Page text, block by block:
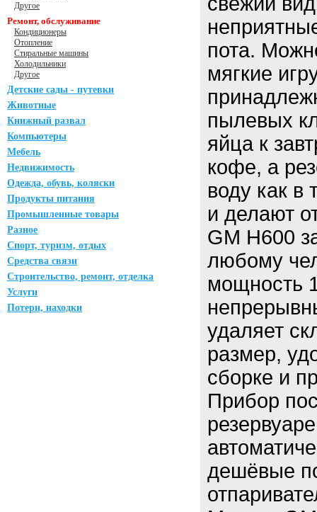
Другое
Ремонт, обслуживание
Кондиционеры
Отопление
Стиральные машины
Холодильники
Другое
Детские сады - путевки
Животные
Книжный развал
Компьютеры
Мебель
Недвижимость
Одежда, обувь, коляски
Продукты питания
Промышленные товары
Разное
Спорт, туризм, отдых
Средства связи
Строительство, ремонт, отделка
Услуги
Потери, находки
пота.
мягкие
пылевых
яйца к
кофе, а
воду как в
и делают
GM H600
любому
мощность
удаляет
размер,
сборке и
Прибор
дешёвые